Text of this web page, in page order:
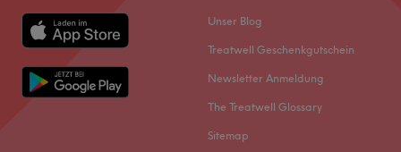
Unser Blog
Treatwell Geschenkgutschein
Newsletter Anmeldung
The Treatwell Glossary
Sitemap